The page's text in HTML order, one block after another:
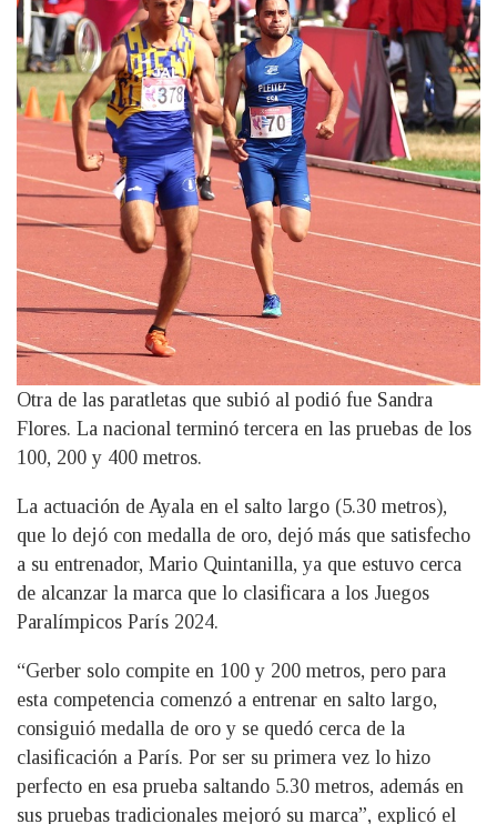
Otra de las paratletas que subió al podió fue Sandra
Flores. La nacional terminó tercera en las pruebas de los
100, 200 y 400 metros.
La actuación de Ayala en el salto largo (5.30 metros),
que lo dejó con medalla de oro, dejó más que satisfecho
a su entrenador, Mario Quintanilla, ya que estuvo cerca
de alcanzar la marca que lo clasificara a los Juegos
Paralímpicos París 2024.
“Gerber solo compite en 100 y 200 metros, pero para
esta competencia comenzó a entrenar en salto largo,
consiguió medalla de oro y se quedó cerca de la
clasificación a París. Por ser su primera vez lo hizo
perfecto en esa prueba saltando 5.30 metros, además en
sus pruebas tradicionales mejoró su marca”, explicó el